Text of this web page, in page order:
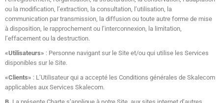
ou la modification, l’extraction, la consultation, l’utilisation, la
communication par transmission, la diffusion ou toute autre forme de mise
à disposition, le rapprochement ou l’interconnexion, la limitation,
l’effacement ou la destruction.
«Utilisateurs» : Personne navigant sur le Site et/ou qui utilise les Services
disponibles sur le Site.
«Clients» : L’Utilisateur qui a accepté les Conditions générales de Skalecom
applicables aux Services Skalecom.